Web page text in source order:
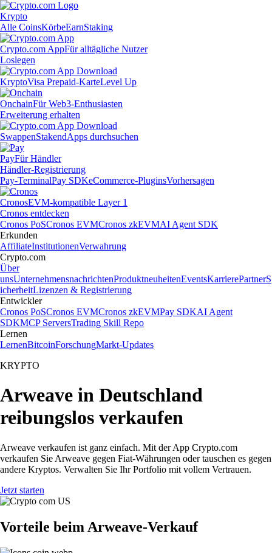
Krypto
Alle CoinsKörbeEarnStaking
Crypto.com AppFür alltägliche Nutzer
Loslegen
KryptoVisa Prepaid-KarteLevel Up
OnchainFür Web3-Enthusiasten
Erweiterung erhalten
SwappenStakendApps durchsuchen
PayFür Händler
Händler-Registrierung
Pay-TerminalPay SDKeCommerce-PluginsVorhersagen
CronosEVM-kompatible Layer 1
Cronos entdecken
Cronos PoSCronos EVMCronos zkEVMAI Agent SDK
Erkunden
AffiliateInstitutionenVerwahrung
Crypto.com
Über
unsUnternehmensnachrichtenProduktneuheitenEventsKarrierePartnerS
icherheitLizenzen & Registrierung
Entwickler
Cronos PoSCronos EVMCronos zkEVMPay SDKAI Agent
SDKMCP ServersTrading Skill Repo
Lernen
LernenBitcoinForschungMarkt-Updates
KRYPTO
Arweave in Deutschland
reibungslos verkaufen
Arweave verkaufen ist ganz einfach. Mit der App Crypto.com
verkaufen Sie Arweave gegen Fiat-Währungen oder tauschen es gegen
andere Kryptos. Verwalten Sie Ihr Portfolio mit vollem Vertrauen.
Jetzt starten
Vorteile beim Arweave-Verkauf